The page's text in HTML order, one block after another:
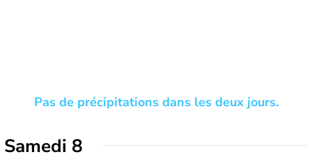
Pas de précipitations dans les deux jours.
Samedi 8